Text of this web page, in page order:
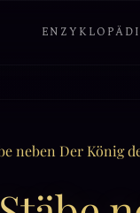
neben Der König